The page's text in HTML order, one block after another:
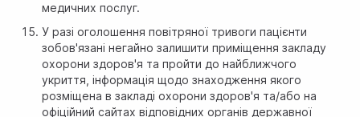
медичних послуг.
У разі оголошення повітряної тривоги пацієнти
зобов'язані негайно залишити приміщення закладу
охорони здоров'я та пройти до найближчого
укриття, інформація щодо знаходження якого
розміщена в закладі охорони здоров'я та/або на
офіційний сайтах відповідних органів державної